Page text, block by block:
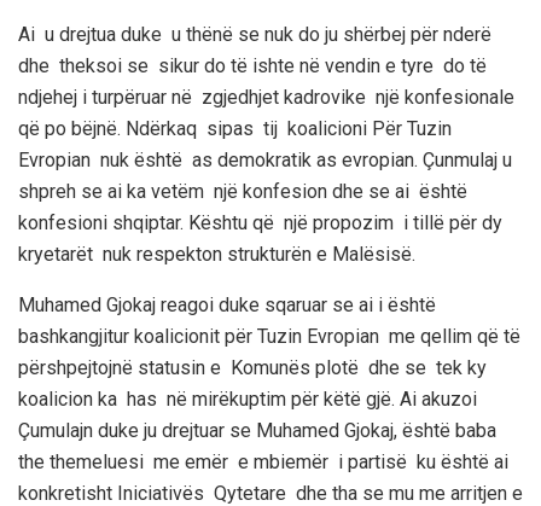
Ai u drejtua duke u thënë se nuk do ju shërbej për nderë
dhe theksoi se sikur do të ishte në vendin e tyre do të
ndjehej i turpëruar në zgjedhjet kadrovike një konfesionale
që po bëjnë. Ndërkaq sipas tij koalicioni Për Tuzin
Evropian nuk është as demokratik as evropian. Çunmulaj u
shpreh se ai ka vetëm një konfesion dhe se ai është
konfesioni shqiptar. Kështu që një propozim i tillë për dy
kryetarët nuk respekton strukturën e Malësisë.
Muhamed Gjokaj reagoi duke sqaruar se ai i është
bashkangjitur koalicionit për Tuzin Evropian me qellim që të
përshpejtojnë statusin e Komunës plotë dhe se tek ky
koalicion ka has në mirëkuptim për këtë gjë. Ai akuzoi
Çumulajn duke ju drejtuar se Muhamed Gjokaj, është baba
the themeluesi me emër e mbiemër i partisë ku është ai
konkretisht Iniciativës Qytetare dhe tha se mu me arritjen e